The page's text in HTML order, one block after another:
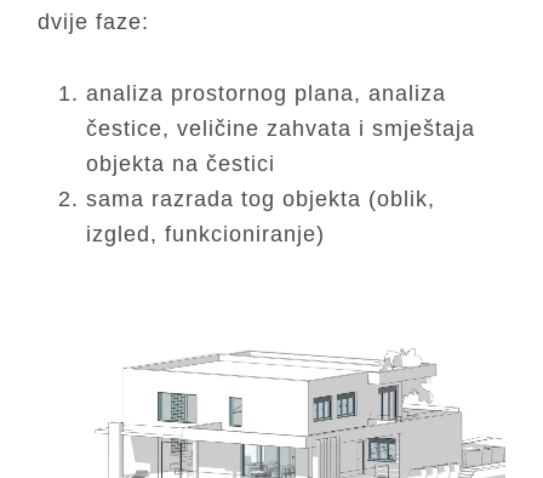
dvije faze:
analiza prostornog plana, analiza
čestice, veličine zahvata i smještaja
objekta na čestici
sama razrada tog objekta (oblik,
izgled, funkcioniranje)